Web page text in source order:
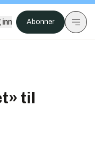
inn Abonner
til